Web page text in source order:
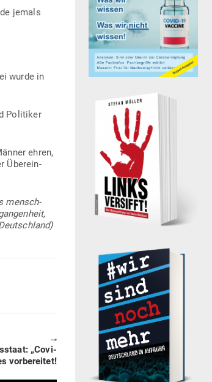
jemals
wurde in
Poli­tiker
ehren,
Über­ein­
mensch­
🠖
„Covi-
vorbereitet!